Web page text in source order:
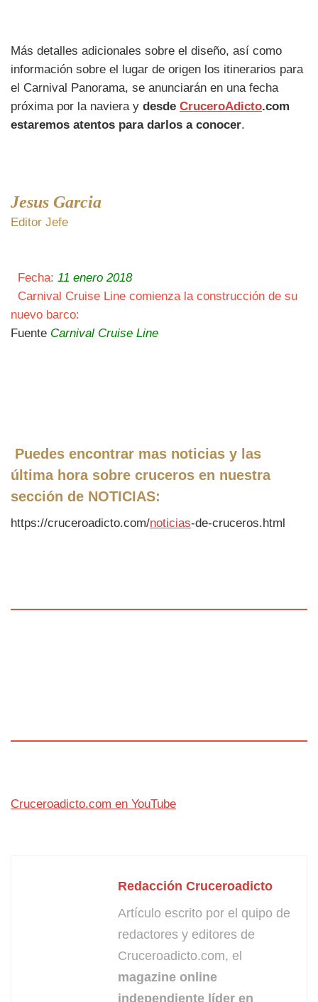
Más detalles adicionales sobre el diseño, así como
información sobre el lugar de origen los itinerarios para
el Carnival Panorama, se anunciarán en una fecha
próxima por la naviera y desde CruceroAdicto.com
estaremos atentos para darlos a conocer.
Jesus Garcia
Editor Jefe
Fecha: 11 enero 2018
Carnival Cruise Line comienza la construcción de su
nuevo barco:
Fuente Carnival Cruise Line
Puedes encontrar mas noticias y las
última hora sobre cruceros en nuestra
sección de NOTICIAS:
https://cruceroadicto.com/noticias-de-cruceros.html
Cruceroadicto.com en YouTube
Redacción Cruceroadicto
Artículo escrito por el quipo de
redactores y editores de
Cruceroadicto.com, el
magazine online
independiente líder en